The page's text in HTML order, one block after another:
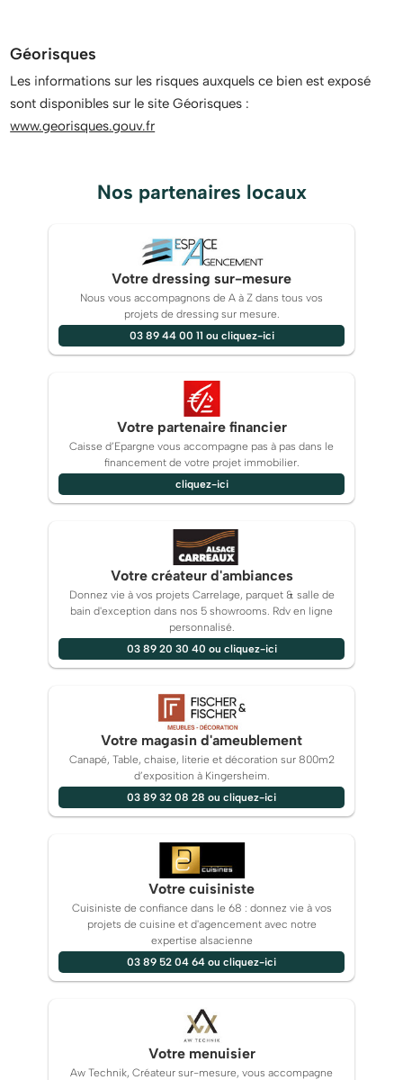
Géorisques
Les informations sur les risques auxquels ce bien est exposé
sont disponibles sur le site Géorisques :
www.georisques.gouv.fr
Nos partenaires locaux
Votre dressing sur-mesure
Nous vous accompagnons de A à Z dans tous vos
projets de dressing sur mesure.
03 89 44 00 11 ou cliquez-ici
Votre partenaire financier
Caisse d’Epargne vous accompagne pas à pas dans le
financement de votre projet immobilier.
cliquez-ici
Votre créateur d'ambiances
Donnez vie à vos projets Carrelage, parquet & salle de
bain d'exception dans nos 5 showrooms. Rdv en ligne
personnalisé.
03 89 20 30 40 ou cliquez-ici
Votre magasin d'ameublement
Canapé, Table, chaise, literie et décoration sur 800m2
d’exposition à Kingersheim.
03 89 32 08 28 ou cliquez-ici
Votre cuisiniste
Cuisiniste de confiance dans le 68 : donnez vie à vos
projets de cuisine et d'agencement avec notre
expertise alsacienne
03 89 52 04 64 ou cliquez-ici
Votre menuisier
Aw Technik, Créateur sur-mesure, vous accompagne